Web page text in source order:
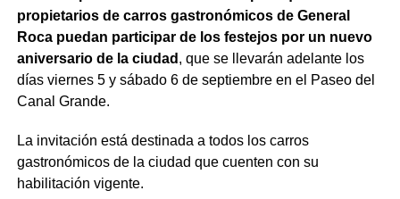
propietarios de carros gastronómicos de General
Roca puedan participar de los festejos por un nuevo
aniversario de la ciudad , que se llevarán adelante los
días viernes 5 y sábado 6 de septiembre en el Paseo del
Canal Grande.
La invitación está destinada a todos los carros
gastronómicos de la ciudad que cuenten con su
habilitación vigente.